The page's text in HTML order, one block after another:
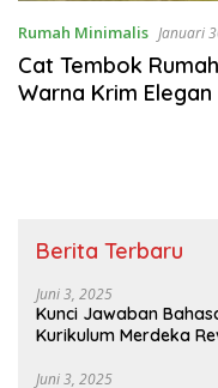
Rumah Minimalis Januari
Cat Tembok
Warna Krim Elegan
Berita Terbaru
Juni 3, 2025
Kunci Jawaban
Kurikulum Merdeka
Juni 3, 2025